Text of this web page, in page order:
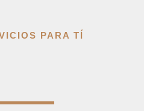
PARA TÍ